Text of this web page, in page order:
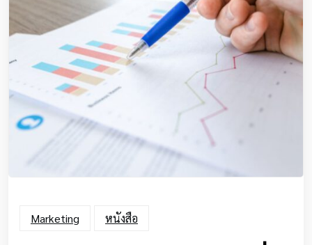
Marketing หนังสือ